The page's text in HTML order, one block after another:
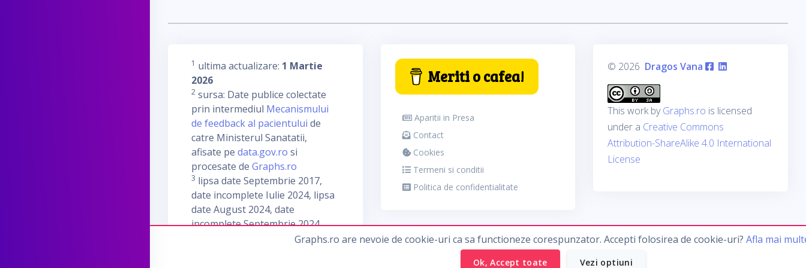
Graphs.ro are nevoie de cookie-uri ca sa functioneze corespunzator. Accepti folosirea de cookie-uri? Afla mai
Ok, Accept toate Vezi optiuni
1 ultima actualizare: 1 Martie
2026
2 sursa: Date publice colectate
prin intermediul Mecanismului
de feedback al pacientului de
catre Ministerul Sanatatii,
afisate pe data.gov.ro si
procesate de Graphs.ro
3 lipsa date Septembrie 2017,
date incomplete Iulie 2024, lipsa
date August 2024, date
incomplete Septembrie 2024
Meriti o cafea!
Aparitii in Presa
Contact
Cookies
Termeni si conditii
Politica de confidentialitate
© 2026 Dragos Vana
This work byGraphs.ro is licensed
under a Creative Commons
Attribution-ShareAlike 4.0 International
License